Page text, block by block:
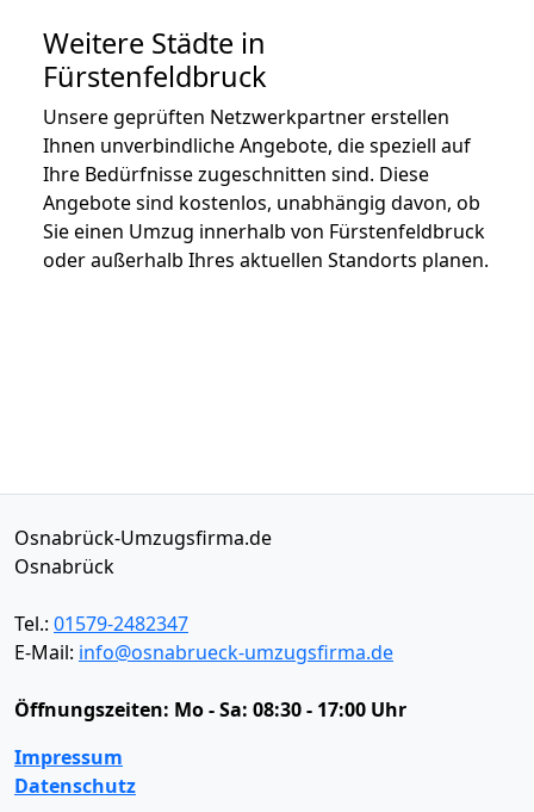
Weitere Städte in
Fürstenfeldbruck
Unsere geprüften Netzwerkpartner erstellen
Ihnen unverbindliche Angebote, die speziell auf
Ihre Bedürfnisse zugeschnitten sind. Diese
Angebote sind kostenlos, unabhängig davon, ob
Sie einen Umzug innerhalb von Fürstenfeldbruck
oder außerhalb Ihres aktuellen Standorts planen.
Osnabrück-Umzugsfirma.de
Osnabrück
Tel.: 01579-2482347
E-Mail: info@osnabrueck-umzugsfirma.de
Öffnungszeiten: Mo - Sa: 08:30 - 17:00 Uhr
Impressum
Datenschutz